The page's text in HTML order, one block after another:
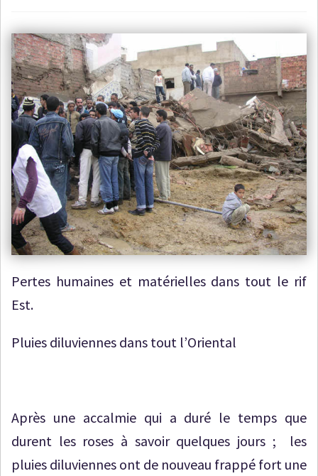
Pertes humaines et matérielles dans tout le rif
Est.
Pluies diluviennes dans tout l’Oriental
Après une accalmie qui a duré le temps que
durent les roses à savoir quelques jours ; les
pluies diluviennes ont de nouveau frappé fort une